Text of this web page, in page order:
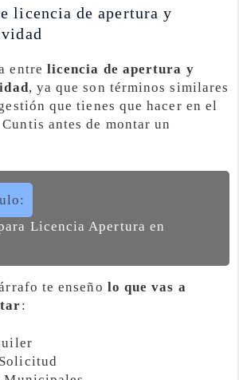
licencia de apertura y
entre licencia de apertura y
, ya que son términos similares
que tienes que hacer en el
antes de montar un
Licencia Apertura en
te enseño lo que vas a
: